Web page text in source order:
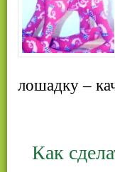
лошадку –
Как